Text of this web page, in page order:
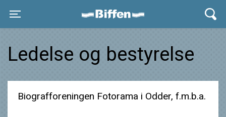
Biffen Odder
Ledelse og bestyrelse
Biografforeningen Fotorama i Odder, f.m.b.a.